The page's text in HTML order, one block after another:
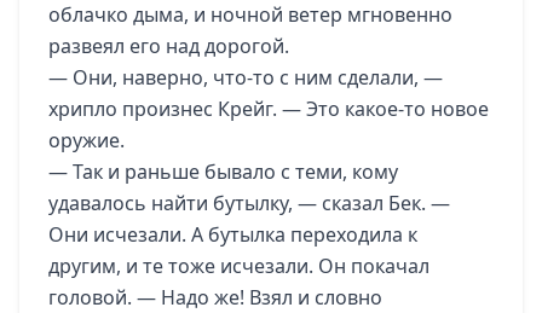
облачко дыма, и ночной ветер мгновенно
развеял его над дорогой.
— Они, наверно, что-то с ним сделали, —
хрипло произнес Крейг. — Это какое-то новое
оружие.
— Так и раньше бывало с теми, кому
удавалось найти бутылку, — сказал Бек. —
Они исчезали. А бутылка переходила к
другим, и те тоже исчезали. Он покачал
головой. — Надо же! Взял и словно